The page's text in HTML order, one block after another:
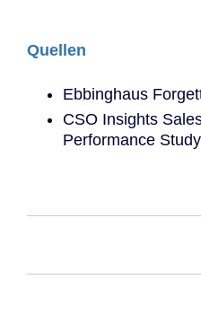
Quellen
Ebbinghaus
CSO Insights
Performance Study